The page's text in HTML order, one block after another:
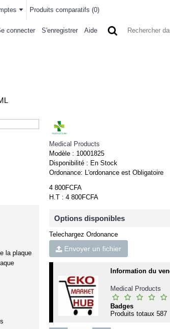
Produits comparatifs (0)
connecter S'enregistrer Aide
la plaque
Medical Products
Modèle : 10001825
Disponibilité : En Stock
Ordonance: L'ordonance est Obligatoire
4 800FCFA
H.T : 4 800FCFA
Options disponibles
Telechargez Ordonance
Envoyer un fichier
Information du
Medical Products
Badges
Produits totaux 587